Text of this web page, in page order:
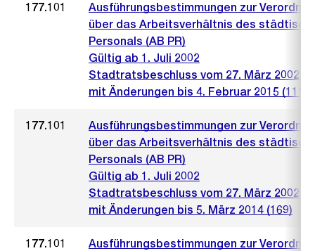
177.101
Ausführungsbestimmungen zur
über das Arbeitsverhältnis des
Personals (AB PR)
Gültig ab 1. Juli 2002
Stadtratsbeschluss vom 27. März 2002
mit Änderungen bis 4. Februar 2015 (111)
177.101
Ausführungsbestimmungen zur
über das Arbeitsverhältnis des
Personals (AB PR)
Gültig ab 1. Juli 2002
Stadtratsbeschluss vom 27. März 2002
mit Änderungen bis 5. März 2014 (169)
177.101
Ausführungsbestimmungen zur